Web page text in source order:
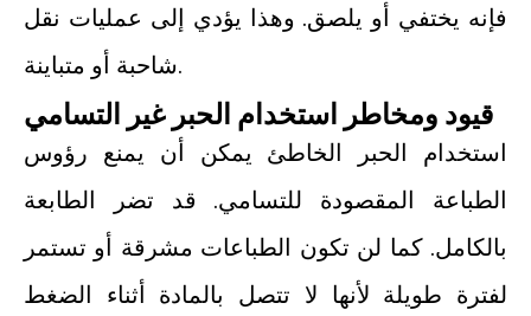
فإنه يختفي أو يلصق. وهذا يؤدي إلى عمليات نقل
شاحبة أو متباينة.
قيود ومخاطر استخدام الحبر غير التسامي
استخدام الحبر الخاطئ يمكن أن يمنع رؤوس
الطباعة المقصودة للتسامي. قد تضر الطابعة
بالكامل. كما لن تكون الطباعات مشرقة أو تستمر
لفترة طويلة لأنها لا تتصل بالمادة أثناء الضغط